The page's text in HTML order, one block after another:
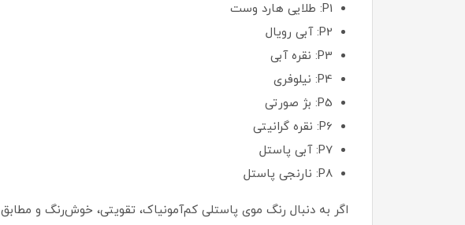
P1: طلایی هارد وست
P2: آبی رویال
P3: نقره آبی
P4: نیلوفری
P5: بژ صورتی
P6: نقره گرانیتی
P7: آبی پاستل
P8: نارنجی پاستل
اگر به دنبال رنگ موی پاستلی کم‌آمونیاک، تقویتی، خوش‌رنگ و